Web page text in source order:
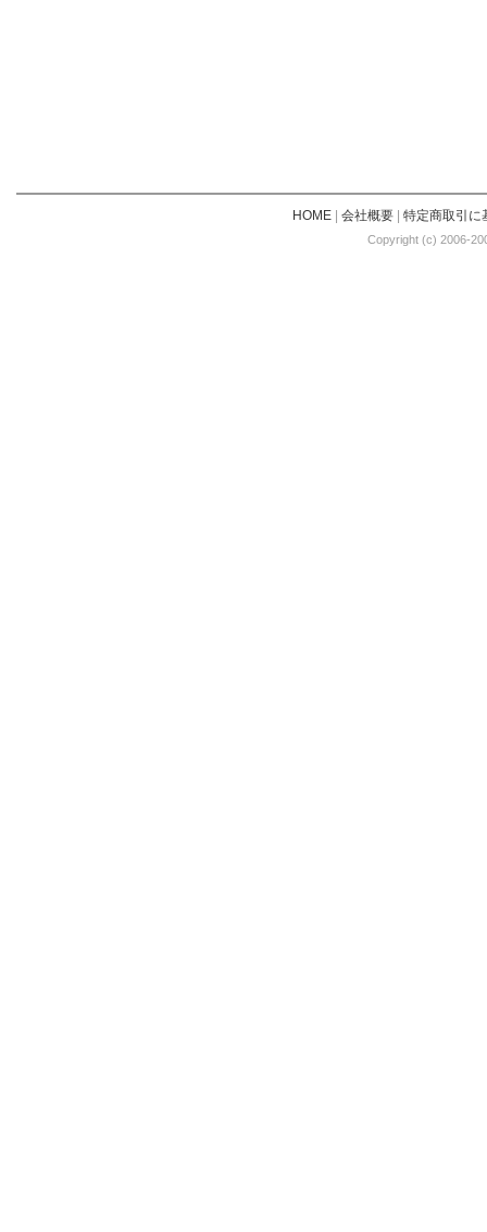
HOME| 会社概要| 特定商取引に
Copyright (c) 2006-